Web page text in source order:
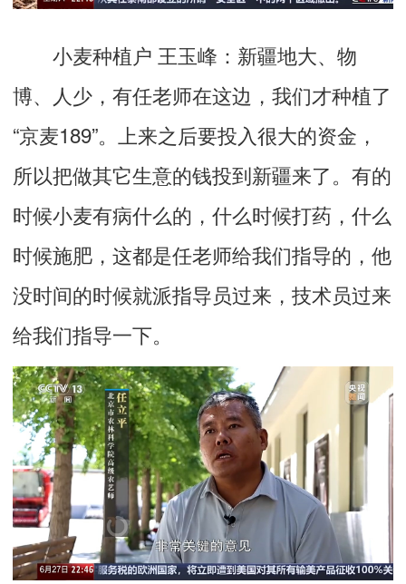
小麦种植户 王玉峰： 新疆地大、物
博、人少，有任老师在这边，我们才种植了
“京麦189”。上来之后要投入很大的资金，
所以把做其它生意的钱投到新疆来了。有的
时候小麦有病什么的，什么时候打药，什么
时候施肥，这都是任老师给我们指导的，他
没时间的时候就派指导员过来，技术员过来
给我们指导一下。